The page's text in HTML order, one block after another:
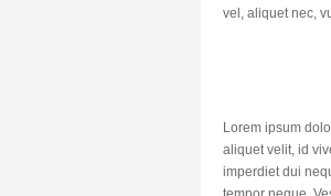
vel, aliquet nec,
Lorem ipsum
aliquet velit, id
imperdiet dui